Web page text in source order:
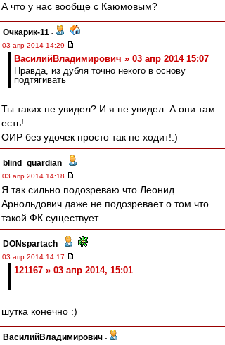
А что у нас вообще с Каюмовым?
Очкарик-11 -
03 апр 2014 14:29
ВасилийВладимирович » 03 апр 2014 15:07
Правда, из дубля точно некого в основу
подтягивать
Ты таких не увидел? И я не увидел..А они там
есть!
ОИР без удочек просто так не ходит!:)
blind_guardian -
03 апр 2014 14:18
Я так сильно подозреваю что Леонид
Арнольдович даже не подозревает о том что
такой ФК существует.
DONspartach -
03 апр 2014 14:17
121167 » 03 апр 2014, 15:01
шутка конечно :)
ВасилийВладимирович -